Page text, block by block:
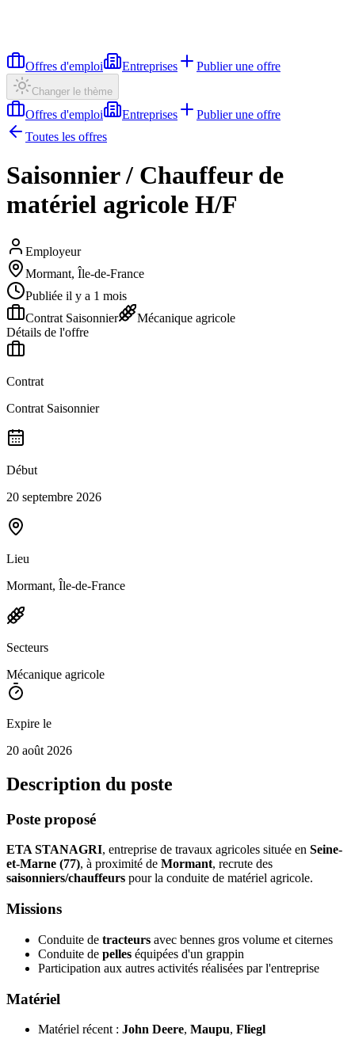
Offres d'emploi Entreprises Publier une offre
Changer le thème
Offres d'emploi Entreprises
Publier une offre
Toutes les offres
Saisonnier / Chauffeur de
matériel agricole H/F
Employeur
Mormant, Île-de-France
Publiée il y a 1 mois
Contrat Saisonnier
Mécanique agricole
Détails de l'offre
Contrat
Contrat Saisonnier
Début
20 septembre 2026
Lieu
Mormant, Île-de-France
Secteurs
Mécanique agricole
Expire le
20 août 2026
Description du poste
Poste proposé
ETA STANAGRI, entreprise de travaux agricoles située en Seine-
et-Marne (77), à proximité de Mormant, recrute des
saisonniers/chauffeurs pour la conduite de matériel agricole.
Missions
Conduite de tracteurs avec bennes gros volume et citernes
Conduite de pelles équipées d'un grappin
Participation aux autres activités réalisées par l'entreprise
Matériel
Matériel récent : John Deere, Maupu, Fliegl